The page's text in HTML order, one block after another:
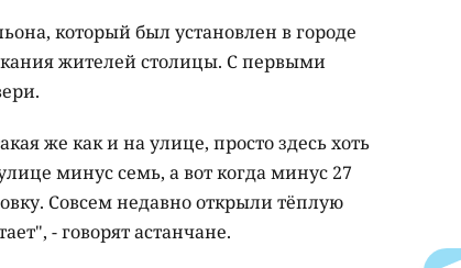
который был установлен в городе
жителей столицы. С первыми
же как и на улице, просто здесь хоть
минус семь, а вот когда минус 27
Совсем недавно открыли тёплую
- говорят астанчане.